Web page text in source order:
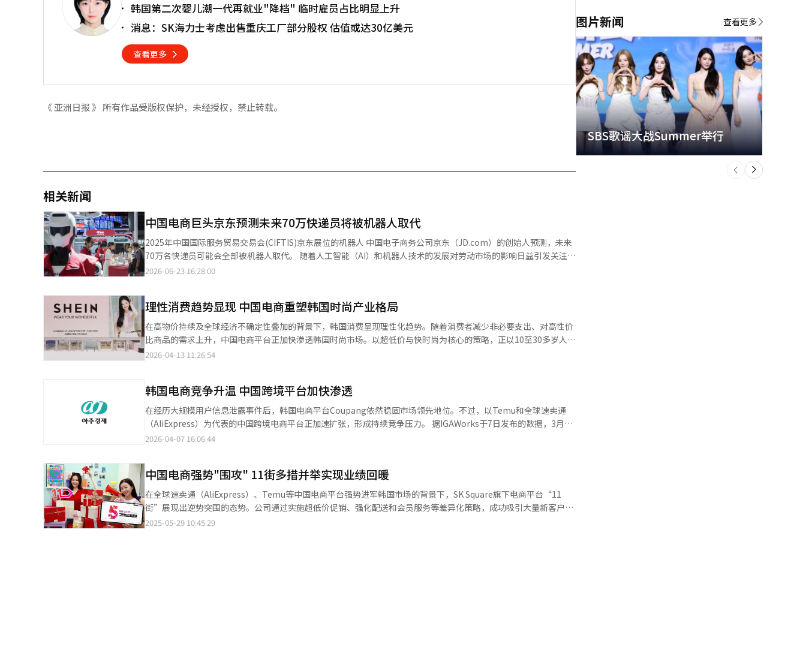
韩国第二次婴儿潮一代再就业"降档" 临时雇员占比明显上升
消息：SK海力士考虑出售重庆工厂部分股权 估值或达30亿美元
查看更多
《 亚洲日报 》 所有作品受版权保护，未经授权，禁止转载。
相关新闻
中国电商巨头京东预测未来70万快递员将被机器人取代
2025年中国国际服务贸易交易会(CIFTIS)京东展位的机器人 中国电子商务公司京东（JD.com）的创始人预测，未来
70万名快递员可能会全部被机器人取代。 随着人工智能（AI）和机器人技术的发展对劳动市场的影响日益引发关注，
京东也提出了通过大规模再培训将现有配送人员转型为技术岗位的计划。 据6月23日《联合新闻》报道，香港《星岛
前的70万名蓝领员工将长期被机器人取代，但他同时公布了保障这些员工就业稳定的转型计划。 他表示：“我不希
望70万兄弟姐妹失去工作”，并透露将与全国120多所学校合作，为员工提供技术培训。京东正在推动将配送人员转
型到机器人维护、保养和管理等领域。 刘强东解释道：“机器出现故障时，最终还是需要人来修理”，并表示将把在
风雨中工作的体力劳动者转型为技术岗位。 京东被称为“中国版的Coupang”，已建立了完善的物流和配送网络。
去年，京东还进入了食品配送市场，与15万名专职骑手签订了正式劳动合同，规模庞大的物流人员正在运营中。 刘
科技公司高管对就业减少问题保持沉默的情况下，刘强东公开提及大规模自动化的可能性。 一些人对此表示积极评
价，认为提出通过再培训而非简单裁员的转型计划是值得肯定的，但对于70万名员工的工作转变是否真正可行，仍然
存在疑问。 《联合新闻》指出，中国当地媒体认为如此规模的劳动力再配置在行业内是前所未有的尝试。※ 本报道
经人工智能（AI）系统翻译与编辑。
2026-06-23 16:28:00
理性消费趋势显现 中国电商重塑韩国时尚产业格局
在高物价持续及全球经济不确定性叠加的背景下，韩国消费呈现理性化趋势。随着消费者减少非必要支出、对高性价
比商品的需求上升，中国电商平台正加快渗透韩国时尚市场。以超低价与快时尚为核心的策略，正以10至30多岁人群
为中心扩散，并对现有时尚平台形成替代压力。 据业界13日消息，韩国消费环境近期呈现收缩态势。相关统计显
化。叠加中东局势等外部不确定性扩大，进口价格上涨与内需放缓相互叠加，低价消费趋势进一步凸显。 在此背景
下，中国电商增长势头显著。IGAWorks数据显示，上月中国时尚平台希音（SHEIN）新增安装量达27万次，超过
Zigzag、MUSINSA等本土平台，位居时尚类应用首位。其20至30多岁用户规模在一年内由43万人增至122万人，接
近3倍增长。 与此同时，中国综合购物平台Temu上月新增安装量达74.932万次，位居整体购物类应用第一，全球速
卖通（AliExpress）以36.902万次位列前列。两大平台月活跃用户分别为742万人和712万人，合计达1454万人。 中
2025年的52亿美元，连续两年增长并创历史新高。业内分析认为，韩国时尚潮流更迭加快与“平替”消费趋势叠
加，使其与超低价快时尚平台形成较高契合度。 不过，安全性问题仍被视为潜在变量。首尔市近期对Temu、希音等
平台销售的儿童产品进行检测，结果发现部分商品中铅含量最高超出标准值549倍，存在不符合安全标准的情况。相
关部门已要求平台采取停售等措施，监管必要性随之上升。 专家指出，此类消费趋势与韩国高物价及收入分化加剧的
经济环境密切相关。仁川大学消费者学系教授李英爱（音）表示，在经济条件未明显改善的情况下，价格已成为消费
2026-04-13 11:26:54
韩国电商竞争升温 中国跨境平台加快渗透
在经历大规模用户信息泄露事件后，韩国电商平台Coupang依然稳固市场领先地位。不过，以Temu和全球速卖通
（AliExpress）为代表的中国跨境电商平台正加速扩张，形成持续竞争压力。 据IGAWorks于7日发布的数据，3月
Coupang月活跃用户（MAU）达3503万人，较2月的3364万人和1月的3401万人小幅增长。分析认为，去年11月底
Store）为777万，G-market为681万，均远低于Coupang。 与此同时，中国平台的增长势头尤为显著。3月，
Temu和全球速卖通的月活用户分别达到742万和712万，位居行业前列。两者合计用户规模约1454万，已超过韩国
主要电商平台用户规模，显示出强劲的市场渗透能力。 在新增用户获取方面，Temu增速表现领先。3月其在购物类
应用新增下载量达74.93万次，连续两个月位居行业第一；全球速卖通同期新增下载36.9万次，同样表现不俗。相比
之下，Naver Plus Store以67.41万次位列第二，成为本土平台中表现最好的应用，而Coupang新增下载为46.13万
2026-04-07 16:06:44
中国电商强势"围攻" 11街多措并举实现业绩回暖
在全球速卖通（AliExpress）、Temu等中国电商平台强势进军韩国市场的背景下，SK Square旗下电商平台“11
街”展现出逆势突围的态势。公司通过实施超低价促销、强化配送和会员服务等差异化策略，成功吸引大量新客户，
同时将资源聚焦于竞争力突出的开放市场业务，显著缩小亏损幅度。 据流通业界29日消息，11街今年第一季度初步
2025-05-29 10:45:29
图片新闻
SBS歌谣大战Summer举行
下
一
个
查看更多